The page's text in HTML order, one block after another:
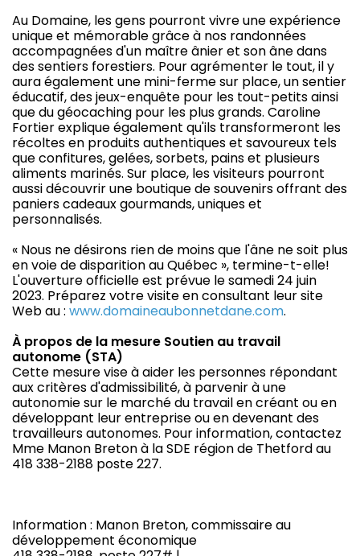
Au Domaine, les gens pourront vivre une expérience
unique et mémorable grâce à nos randonnées
accompagnées d'un maître ânier et son âne dans
des sentiers forestiers. Pour agrémenter le tout, il y
aura également une mini-ferme sur place, un sentier
éducatif, des jeux-enquête pour les tout-petits ainsi
que du géocaching pour les plus grands. Caroline
Fortier explique également qu'ils transformeront les
récoltes en produits authentiques et savoureux tels
que confitures, gelées, sorbets, pains et plusieurs
aliments marinés. Sur place, les visiteurs pourront
aussi découvrir une boutique de souvenirs offrant des
paniers cadeaux gourmands, uniques et
personnalisés.
« Nous ne désirons rien de moins que l'âne ne soit plus
en voie de disparition au Québec », termine-t-elle!
L'ouverture officielle est prévue le samedi 24 juin
2023. Préparez votre visite en consultant leur site
Web au : www.domaineaubonnetdane.com.
À propos de la mesure Soutien au travail
autonome (STA)
Cette mesure vise à aider les personnes répondant
aux critères d'admissibilité, à parvenir à une
autonomie sur le marché du travail en créant ou en
développant leur entreprise ou en devenant des
travailleurs autonomes. Pour information, contactez
Mme Manon Breton à la SDE région de Thetford au
418 338-2188 poste 227.
Information : Manon Breton, commissaire au
développement économique